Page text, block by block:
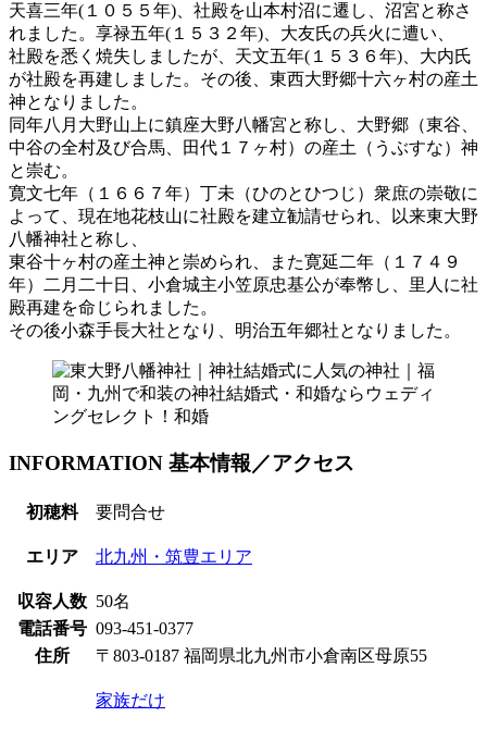
天喜三年(１０５５年)、社殿を山本村沼に遷し、沼宮と称さ
れました。享禄五年(１５３２年)、大友氏の兵火に遭い、
社殿を悉く焼失しましたが、天文五年(１５３６年)、大内氏
が社殿を再建しました。その後、東西大野郷十六ヶ村の産土
神となりました。
同年八月大野山上に鎮座大野八幡宮と称し、大野郷（東谷、
中谷の全村及び合馬、田代１７ヶ村）の産土（うぶすな）神
と崇む。
寛文七年（１６６７年）丁未（ひのとひつじ）衆庶の崇敬に
よって、現在地花枝山に社殿を建立勧請せられ、以来東大野
八幡神社と称し、
東谷十ヶ村の産土神と崇められ、また寛延二年（１７４９
年）二月二十日、小倉城主小笠原忠基公が奉幣し、里人に社
殿再建を命じられました。
その後小森手長大社となり、明治五年郷社となりました。
INFORMATION 基本情報／アクセス
初穂料 要問合せ
エリア 北九州・筑豊エリア
収容人数 50名
電話番号 093-451-0377
住所
〒803-0187 福岡県北九州市小倉南区母原55
家族だけ